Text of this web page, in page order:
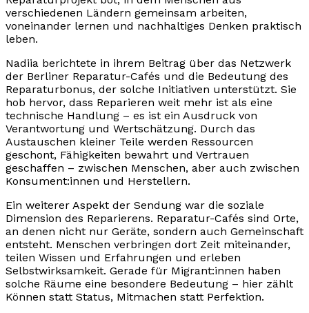
verschiedenen Ländern gemeinsam arbeiten,
voneinander lernen und nachhaltiges Denken praktisch
leben.
Nadiia berichtete in ihrem Beitrag über das Netzwerk
der Berliner Reparatur-Cafés und die Bedeutung des
Reparaturbonus, der solche Initiativen unterstützt. Sie
hob hervor, dass Reparieren weit mehr ist als eine
technische Handlung – es ist ein Ausdruck von
Verantwortung und Wertschätzung. Durch das
Austauschen kleiner Teile werden Ressourcen
geschont, Fähigkeiten bewahrt und Vertrauen
geschaffen – zwischen Menschen, aber auch zwischen
Konsument:innen und Herstellern.
Ein weiterer Aspekt der Sendung war die soziale
Dimension des Reparierens. Reparatur-Cafés sind Orte,
an denen nicht nur Geräte, sondern auch Gemeinschaft
entsteht. Menschen verbringen dort Zeit miteinander,
teilen Wissen und Erfahrungen und erleben
Selbstwirksamkeit. Gerade für Migrant:innen haben
solche Räume eine besondere Bedeutung – hier zählt
Können statt Status, Mitmachen statt Perfektion.